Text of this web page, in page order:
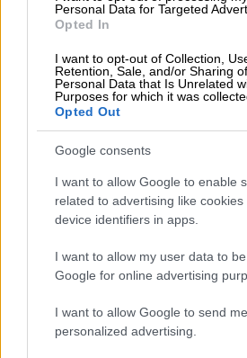
Personal Data for Targeted
Opted In
I want to opt-out of Collection,
Retention, Sale, and/or Sharing
Personal Data that Is Unrelated
Purposes for which it was
Opted Out
Google consents
I want to allow Google to enable
related to advertising like
device identifiers in apps.
I want to allow my user data to
Google for online advertising
I want to allow Google to send me
personalized advertising.
κάθε χρόνο για τίτλους και
έχουμε τις βάσεις, θα
Έχουμε πολλή δουλειά
δύσκολο δεν είναι να
κρατιέσαι εκεί».
Για την αντίδραση και τα
Πάμπλο Γκαρσία στο τέλος
τελικού:«Γνωριζόμαστε
πρώτη μου χρονιά στον
εύκολα τα πράγματα, ήταν
Πάμπλο Γκαρσία με
παίκτης και ως φίλος. Η
μόνο προπονητή-παίκτη,
χρόνια. Αξίζαμε το